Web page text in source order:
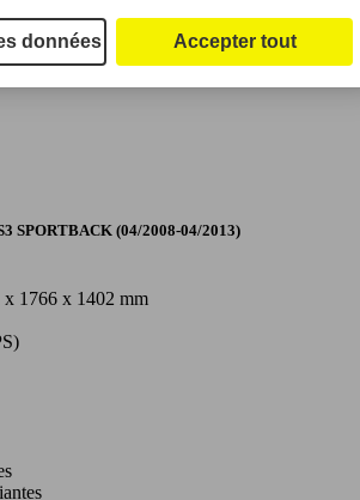
SPORTBACK (04/2008-04/2013)
x 1766 x 1402 mm
données Accepter tout